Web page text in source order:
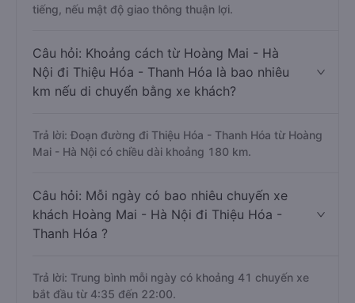
tiếng, nếu mật độ giao thông thuận lợi.
Câu hỏi: Khoảng cách từ Hoàng Mai - Hà
Nội đi Thiệu Hóa - Thanh Hóa là bao nhiêu
km nếu di chuyển bằng xe khách?
Trả lời: Đoạn đường đi Thiệu Hóa - Thanh Hóa từ Hoàng
Mai - Hà Nội có chiều dài khoảng 180 km.
Câu hỏi: Mỗi ngày có bao nhiêu chuyến xe
khách Hoàng Mai - Hà Nội đi Thiệu Hóa -
Thanh Hóa ?
Trả lời: Trung bình mỗi ngày có khoảng 41 chuyến xe
bắt đầu từ 4:35 đến 22:00.